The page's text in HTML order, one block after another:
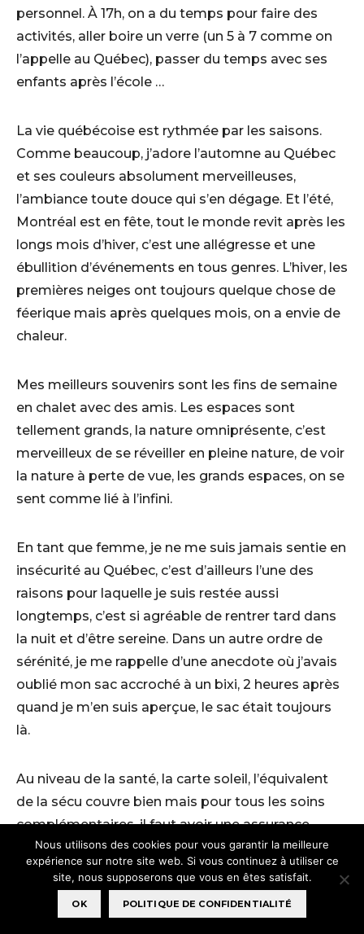
personnel. À 17h, on a du temps pour faire des
activités, aller boire un verre (un 5 à 7 comme on
l’appelle au Québec), passer du temps avec ses
enfants après l’école …
La vie québécoise est rythmée par les saisons.
Comme beaucoup, j’adore l’automne au Québec
et ses couleurs absolument merveilleuses,
l’ambiance toute douce qui s’en dégage. Et l’été,
Montréal est en fête, tout le monde revit après les
longs mois d’hiver, c’est une allégresse et une
ébullition d’événements en tous genres. L’hiver, les
premières neiges ont toujours quelque chose de
féerique mais après quelques mois, on a envie de
chaleur.
Mes meilleurs souvenirs sont les fins de semaine
en chalet avec des amis. Les espaces sont
tellement grands, la nature omniprésente, c’est
merveilleux de se réveiller en pleine nature, de voir
la nature à perte de vue, les grands espaces, on se
sent comme lié à l’infini.
En tant que femme, je ne me suis jamais sentie en
insécurité au Québec, c’est d’ailleurs l’une des
raisons pour laquelle je suis restée aussi
longtemps, c’est si agréable de rentrer tard dans
la nuit et d’être sereine. Dans un autre ordre de
sérénité, je me rappelle d’une anecdote où j’avais
oublié mon sac accroché à un bixi, 2 heures après
quand je m’en suis aperçue, le sac était toujours
là.
Au niveau de la santé, la carte soleil, l’équivalent
de la sécu couvre bien mais pour tous les soins
complémentaires, il faut avoir une assurance
privée que le travail nous propose
habituellement. En revanche, avoir un médecin de
famille est assez complexe, beaucoup de
québécois n’en ont d’ailleurs pas. Il faut en général
Nous utilisons des cookies pour vous garantir la meilleure
expérience sur notre site web. Si vous continuez à utiliser ce
site, nous supposerons que vous en êtes satisfait.
OK POLITIQUE DE CONFIDENTIALITÉ